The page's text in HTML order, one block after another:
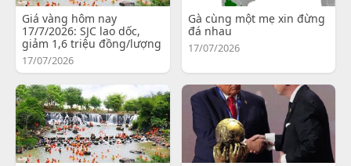
Giá vàng hôm nay
17/7/2026: SJC lao dốc,
giảm 1,6 triệu đồng/lượng
17/07/2026
Gà cùng một mẹ xin đừng
đá nhau
17/07/2026